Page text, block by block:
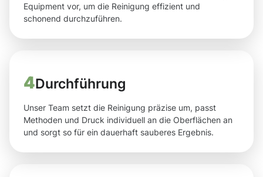
Equipment vor, um die Reinigung effizient und
schonend durchzuführen.
4Durchführung
Unser Team setzt die Reinigung präzise um, passt
Methoden und Druck individuell an die Oberflächen an
und sorgt so für ein dauerhaft sauberes Ergebnis.